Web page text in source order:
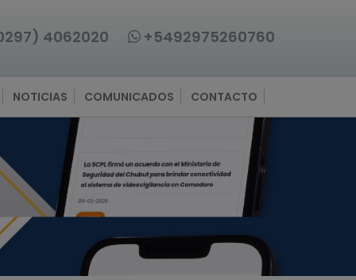
4062020 +5492975260760
NOTICIAS COMUNICADOS CONTACTO